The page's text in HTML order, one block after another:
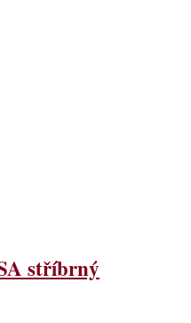
stříbrný